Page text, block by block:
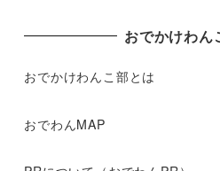
おでかけわん
おでかけわんこ部とは
おでわんMAP